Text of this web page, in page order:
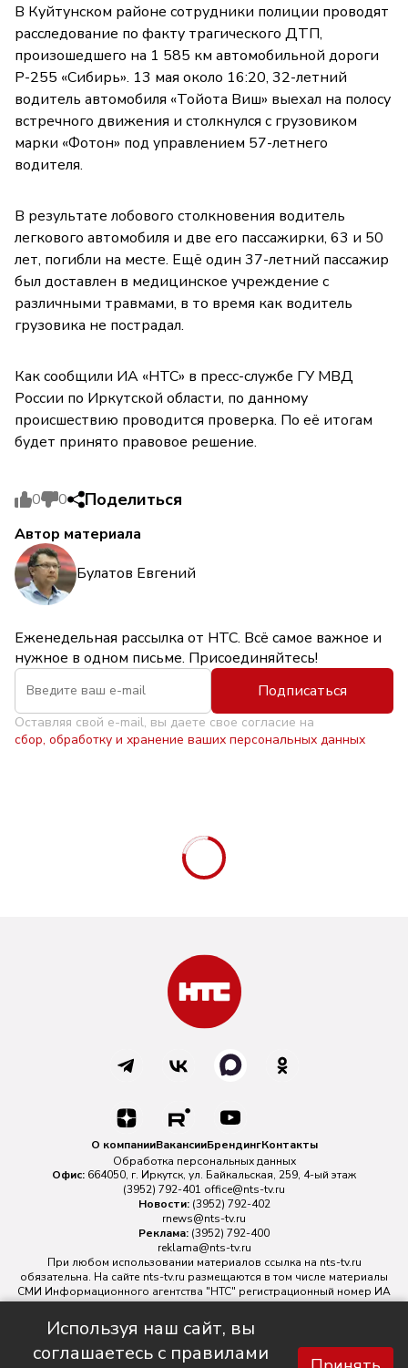
В Куйтунском районе сотрудники полиции проводят
расследование по факту трагического ДТП,
произошедшего на 1 585 км автомобильной дороги
Р-255 «Сибирь». 13 мая около 16:20, 32-летний
водитель автомобиля «Тойота Виш» выехал на полосу
встречного движения и столкнулся с грузовиком
марки «Фотон» под управлением 57-летнего
водителя.
В результате лобового столкновения водитель
легкового автомобиля и две его пассажирки, 63 и 50
лет, погибли на месте. Ещё один 37-летний пассажир
был доставлен в медицинское учреждение с
различными травмами, в то время как водитель
грузовика не пострадал.
Как сообщили ИА «НТС» в пресс-службе ГУ МВД
России по Иркутской области, по данному
происшествию проводится проверка. По её итогам
будет принято правовое решение.
0 0 Поделиться
Автор материала
Булатов Евгений
Еженедельная рассылка от НТС. Всё самое важное и
нужное в одном письме. Присоединяйтесь!
Подписаться
Оставляя свой e-mail, вы даете свое согласие на
сбор, обработку и хранение ваших персональных данных
Используя наш сайт, вы
соглашаетесь с правилами
О компанииВакансииБрендингКонтакты
Обработка персональных данных
Офис: 664050, г. Иркутск, ул. Байкальская, 259, 4-ый этаж
(3952) 792-401 office@nts-tv.ru
Новости: (3952) 792-402
rnews@nts-tv.ru
Реклама: (3952) 792-400
reklama@nts-tv.ru
При любом использовании материалов ссылка на nts-tv.ru
обязательна. На сайте nts-tv.ru размещаются в том числе материалы
СМИ Информационного агентства "НТС" регистрационный номер ИА
№ ФС 77 - 88763 зарегистрировано Федеральной службой по
надзору в сфере связи, информационных технологий и массовых
коммуникаций.
Главный редактор ИА "НТС" Иштулкин Евгений Александрович16+